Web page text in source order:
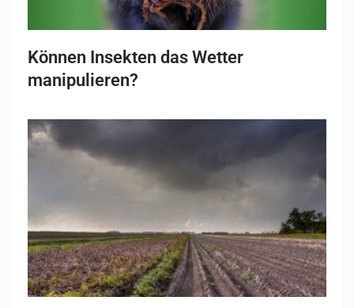
Können Insekten das Wetter
manipulieren?